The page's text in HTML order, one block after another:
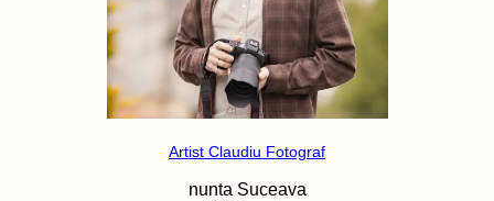
Artist Claudiu Fotograf
nunta Suceava